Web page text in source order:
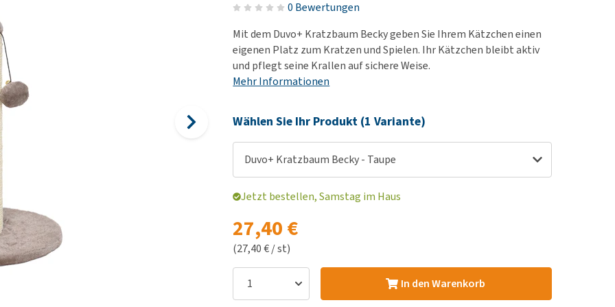
Welpenapotheke
Alles ansehen
Harn-, Nieren- und
Haut-/Fellprobleme und
Juckreiz
Nierenproblemen
Wie bekomme ich meinen
Alles ansehen
0 Bewertungen
Mit dem Duvo+ Kratzbaum Becky geben Sie Ihrem Kätzchen einen
eigenen Platz zum Kratzen und Spielen. Ihr Kätzchen bleibt aktiv
und pflegt seine Krallen auf sichere Weise.
Mehr Informationen
Wählen Sie Ihr Produkt (1 Variante)
Duvo+ Kratzbaum Becky - Taupe
Jetzt bestellen, Samstag im Haus
27,40 €
(27,40 € / st)
In den Warenkorb